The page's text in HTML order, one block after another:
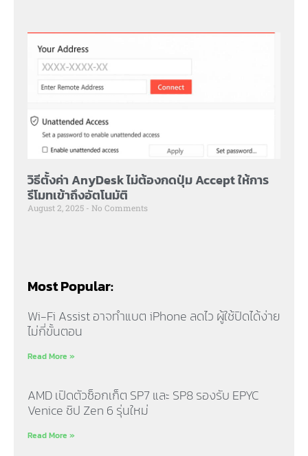
วิธีตั้งค่า AnyDesk ไม่ต้องกดปุ่ม Accept ให้การ
รีโมทเข้าถึงอัตโนมัติ
August 2, 2025 No Comments
Most Popular:
Wi-Fi Assist อาจทำแบต iPhone ลดไว ผู้ใช้ปิดได้ง่าย
ไม่กี่ขั้นตอน
Read More »
AMD เปิดตัวซ็อกเก็ต SP7 และ SP8 รองรับ EPYC
Venice ชิป Zen 6 รุ่นใหม่
Read More »